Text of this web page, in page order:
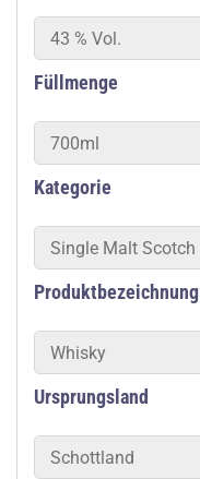
43 % Vol.
Füllmenge
700ml
Kategorie
Single Malt Scotch
Produktbezeichnung
Whisky
Ursprungsland
Schottland